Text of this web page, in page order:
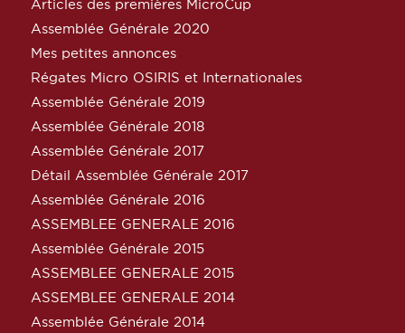
Articles des premières MicroCup
Assemblée Générale 2020
Mes petites annonces
Régates Micro OSIRIS et Internationales
Assemblée Générale 2019
Assemblée Générale 2018
Assemblée Générale 2017
Détail Assemblée Générale 2017
Assemblée Générale 2016
ASSEMBLEE GENERALE 2016
Assemblée Générale 2015
ASSEMBLEE GENERALE 2015
ASSEMBLEE GENERALE 2014
Assemblée Générale 2014